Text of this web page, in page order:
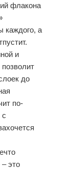
флакона
каждого, а
и
до
по-
с
это